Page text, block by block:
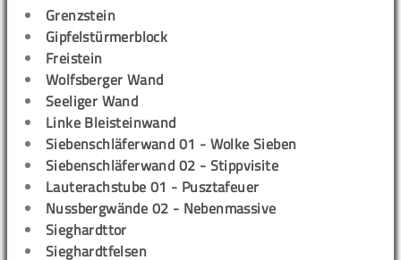
Grenzstein
Gipfelstürmerblock
Freistein
Wolfsberger Wand
Seeliger Wand
Linke Bleisteinwand
Siebenschläferwand 01 - Wolke Sieben
Siebenschläferwand 02 - Stippvisite
Lauterachstube 01 - Pusztafeuer
Nussbergwände 02 - Nebenmassive
Sieghardttor
Sieghardtfelsen